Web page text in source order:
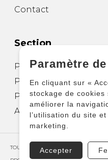
Contact
Section
Partitions pour
Partitions pour
Partitions pour
Autres produits
TOUS DROITS RÉSERVÉS ©
Paramètre
En cliquant sur «
stockage de
améliorer la
l’utilisation du site
marketing.
Accepter